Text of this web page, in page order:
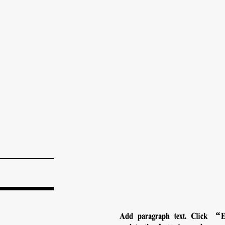
Add paragraph text. Click